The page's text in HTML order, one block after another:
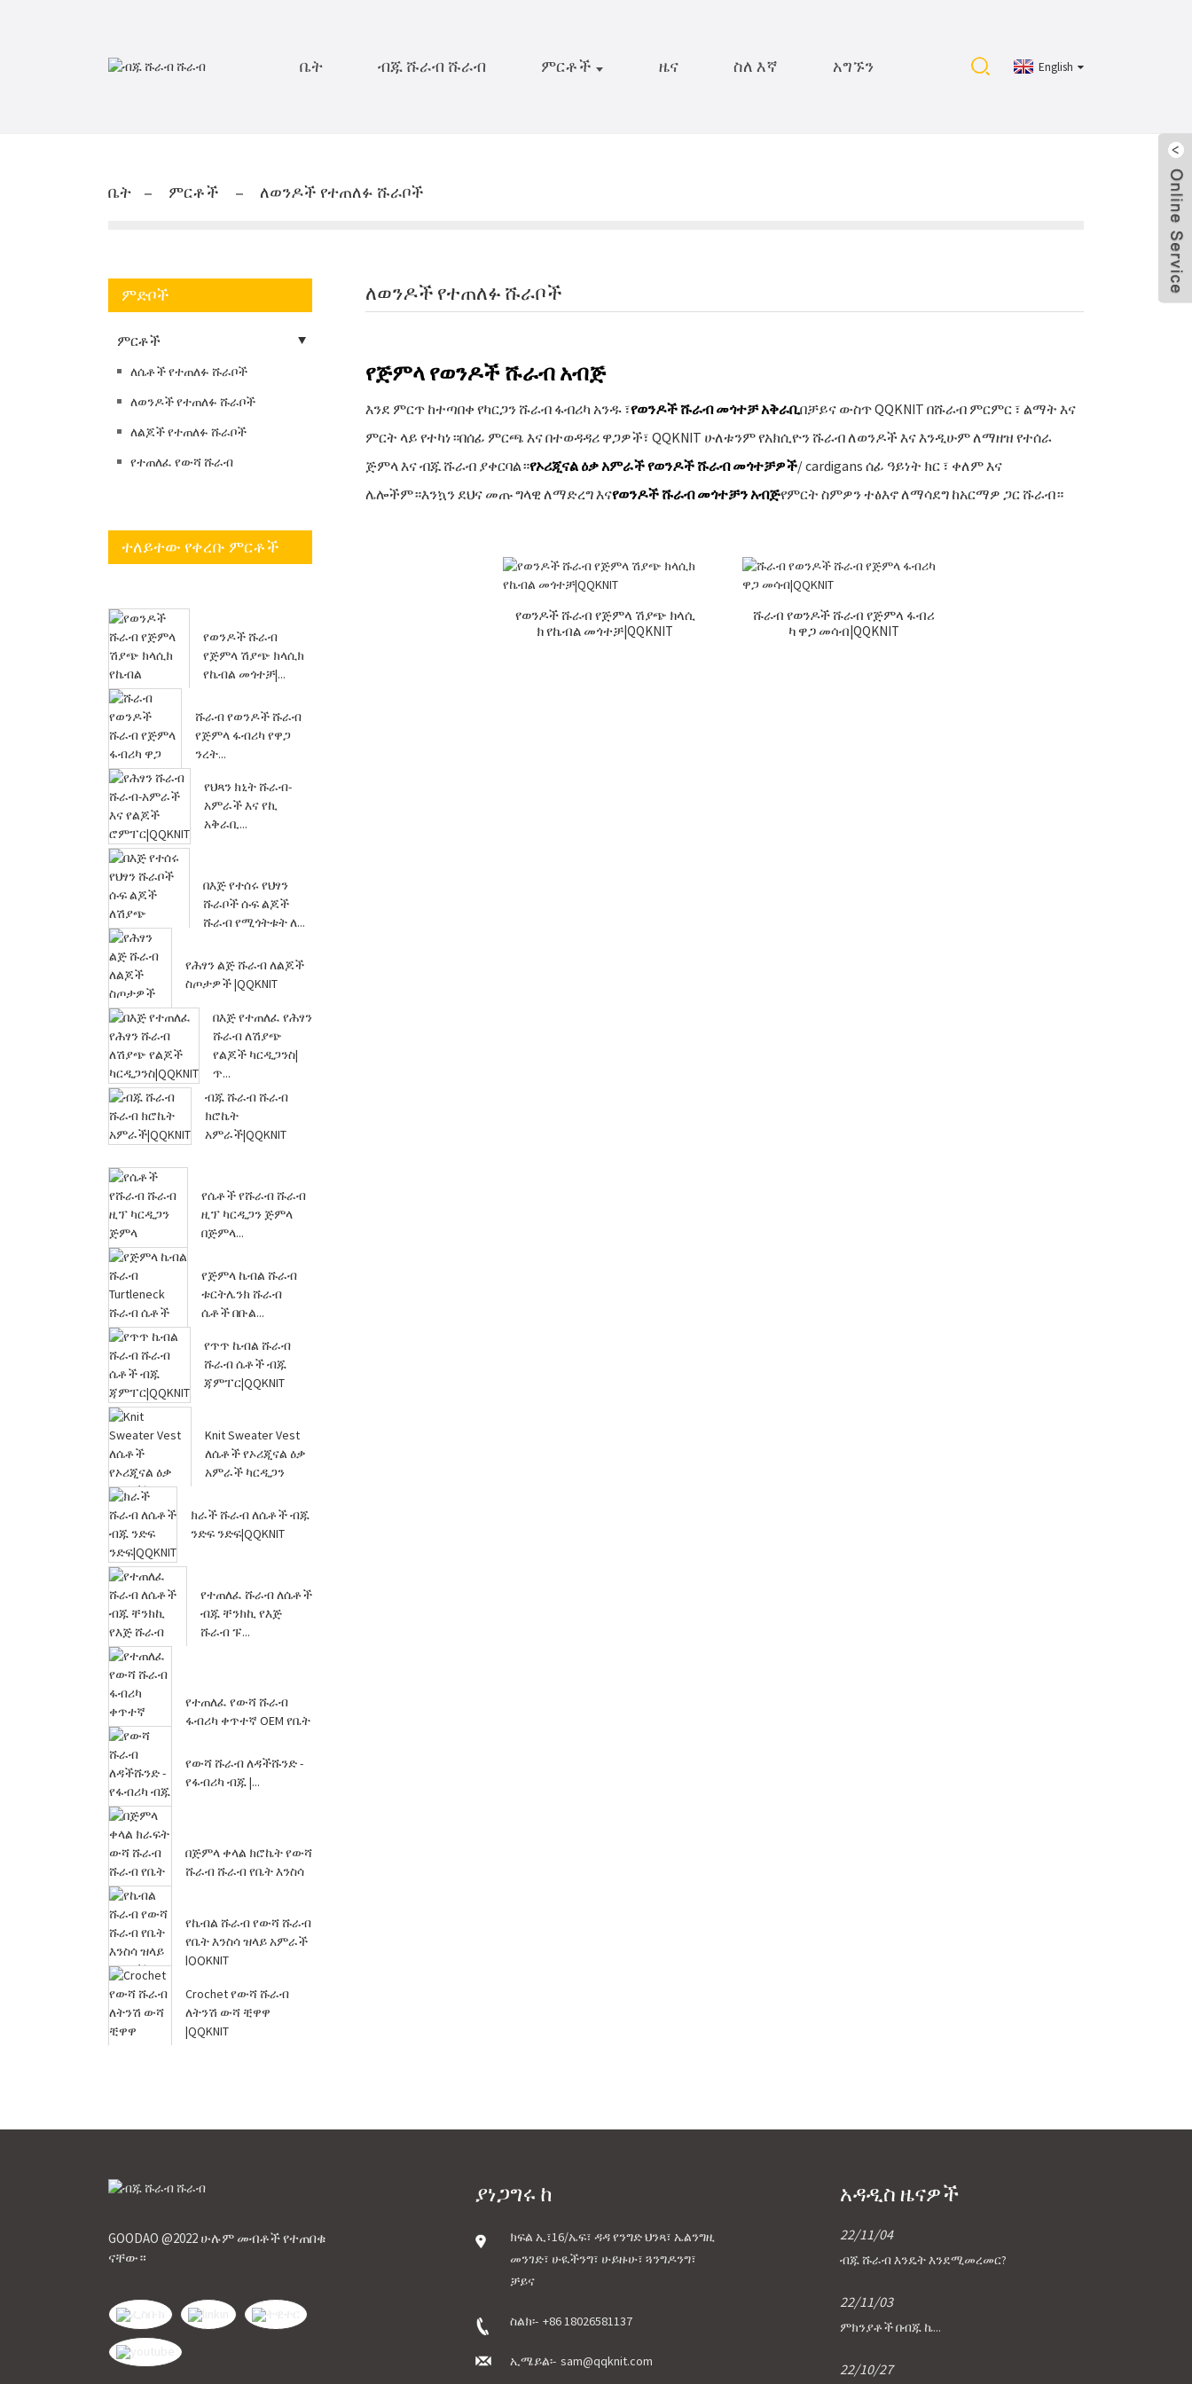
ቤት ብጁ ሹራብ ሹራብ ምርቶች ዜና ስለ እኛ አግኙን English
ቤት ምርቶች ለወንዶች የተጠለፉ ሹራቦች
ምድቦች
ምርቶች
ለሴቶች የተጠለፉ ሹራቦች
ለወንዶች የተጠለፉ ሹራቦች
ለልጆች የተጠለፉ ሹራቦች
የተጠለፈ የውሻ ሹራብ
ተለይተው የቀረቡ ምርቶች
የወንዶች ሹራብ
የጅምላ ሽያጭ ክላሲክ
የኬብል መጎተቻ|...
ሹራብ የወንዶች ሹራብ
የጅምላ ፋብሪካ የዋጋ
ንረት...
የህጻን ክኒት ሹራብ-
አምራች እና የኪ
አቅራቢ...
በእጅ የተሰሩ የህፃን
ሹራቦች ሱፍ ልጆች
ሹራብ የሚጎትቱት ለ...
የሕፃን ልጅ ሹራብ ለልጆች
ስጦታዎች |QQKNIT
በእጅ የተጠለፈ የሕፃን
ሹራብ ለሽያጭ
የልጆች ካርዲጋንስ|
ጥ...
ብጁ ሹራብ ሹራብ
ክሮኬት
አምራች|QQKNIT
የሴቶች የሹራብ ሹራብ
ዚፕ ካርዲጋን ጅምላ
በጅምላ...
የጅምላ ኬብል ሹራብ
ቱርትሌንክ ሹራብ
ሴቶች በቡል...
የጥጥ ኬብል ሹራብ
ሹራብ ሴቶች ብጁ
ጃምፐር|QQKNIT
Knit Sweater Vest
ለሴቶች የኦሪጂናል ዕቃ
አምራች ካርዲጋን
ክራች ሹራብ ለሴቶች ብጁ
ንድፍ ንድፍ|QQKNIT
የተጠለፈ ሹራብ ለሴቶች
ብጁ ቸንክኪ የእጅ
ሹራብ ፑ...
የተጠለፈ የውሻ ሹራብ
ፋብሪካ ቀጥተኛ OEM የቤት
የውሻ ሹራብ ለዳችሹንድ -
የፋብሪካ ብጁ |...
በጅምላ ቀላል ክሮኬት የውሻ
ሹራብ ሹራብ የቤት እንስሳ
የኬብል ሹራብ የውሻ ሹራብ
የቤት እንስሳ ዝላይ አምራች
|QQKNIT
Crochet የውሻ ሹራብ
ለትንሽ ውሻ ቺዋዋ
|QQKNIT
ለወንዶች የተጠለፉ ሹራቦች
የጅምላ የወንዶች ሹራብ አብጅ
እንደ ምርጥ ከተጣበቀ የካርጋን ሹራብ ፋብሪካ አንዱ ፣የወንዶች ሹራብ መጎተቻ አቅራቢበቻይና ውስጥ QQKNIT በሹራብ ምርምር ፣ ልማት እና
ምርት ላይ የተካነ።በሰፊ ምርጫ እና በተወዳዳሪ ዋጋዎች፣ QQKNIT ሁለቱንም የአክሲዮን ሹራብ ለወንዶች እና እንዲሁም ለማዘዝ የተሰራ
ጅምላ እና ብጁ ሹራብ ያቀርባል።የኦሪጂናል ዕቃ አምራች የወንዶች ሹራብ መጎተቻዎች/ cardigans ሰፊ ዓይነት ክር ፣ ቀለም እና
ሌሎችም።እንኳን ደህና መጡ ግላዊ ለማድረግ እናየወንዶች ሹራብ መጎተቻን አብጅየምርት ስምዎን ተፅእኖ ለማሳደግ ከአርማዎ ጋር ሹራብ።
የወንዶች ሹራብ የጅምላ ሽያጭ ክላሲ
ክ የኬብል መጎተቻ|QQKNIT
ሹራብ የወንዶች ሹራብ የጅምላ ፋብሪ
ካ ዋጋ መሳብ|QQKNIT
GOODAO @2022 ሁሉም መብቶች የተጠበቁ
ናቸው።
ያነጋግሩ ከ
ክፍል ኢ፣16/ኤፍ፣ ዳዳ የንግድ ህንጻ፣ ኤልንግዚ
መንገድ፣ ሁዪችንግ፣ ሁይዙሁ፣ ጓንግዶንግ፣
ቻይና
ስልክ፡- +86 18026581137
ኢሜይል፡- sam@qqknit.com
አዳዲስ ዜናዎች
22/11/04
ብጁ ሹራብ እንዴት እንደሚመረመር?
22/11/03
ምክንያቶች በብጁ ኬ...
22/10/27